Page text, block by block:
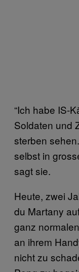
“Ich habe IS-
Soldaten und
sterben
selbst in
sagt sie.
Heute, zwei
du Martany
ganz
an ihrem
nicht zu